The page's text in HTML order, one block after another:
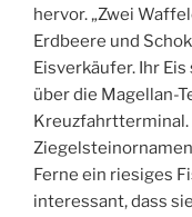
hervor. „Zwei
Erdbeere und
Eisverkäufer. Ihr
über die Magellan-
Kreuzfahrtterminal.
Ferne ein riesiges
interessant, dass